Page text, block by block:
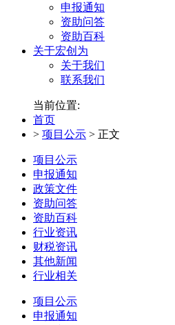
申报通知
资助问答
资助百科
关于宏创为
关于我们
联系我们
当前位置:
首页
> 项目公示 > 正文
项目公示
申报通知
政策文件
资助问答
资助百科
行业资讯
财税资讯
其他新闻
行业相关
项目公示
申报通知